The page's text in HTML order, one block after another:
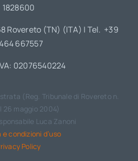
1828600
Rovereto (TN) (ITA) | Tel. +39
667557
02076540224
(Reg. Tribunale di Rovereto n.
26 maggio 2004)
Luca Zanoni
e condizioni d’uso
Policy